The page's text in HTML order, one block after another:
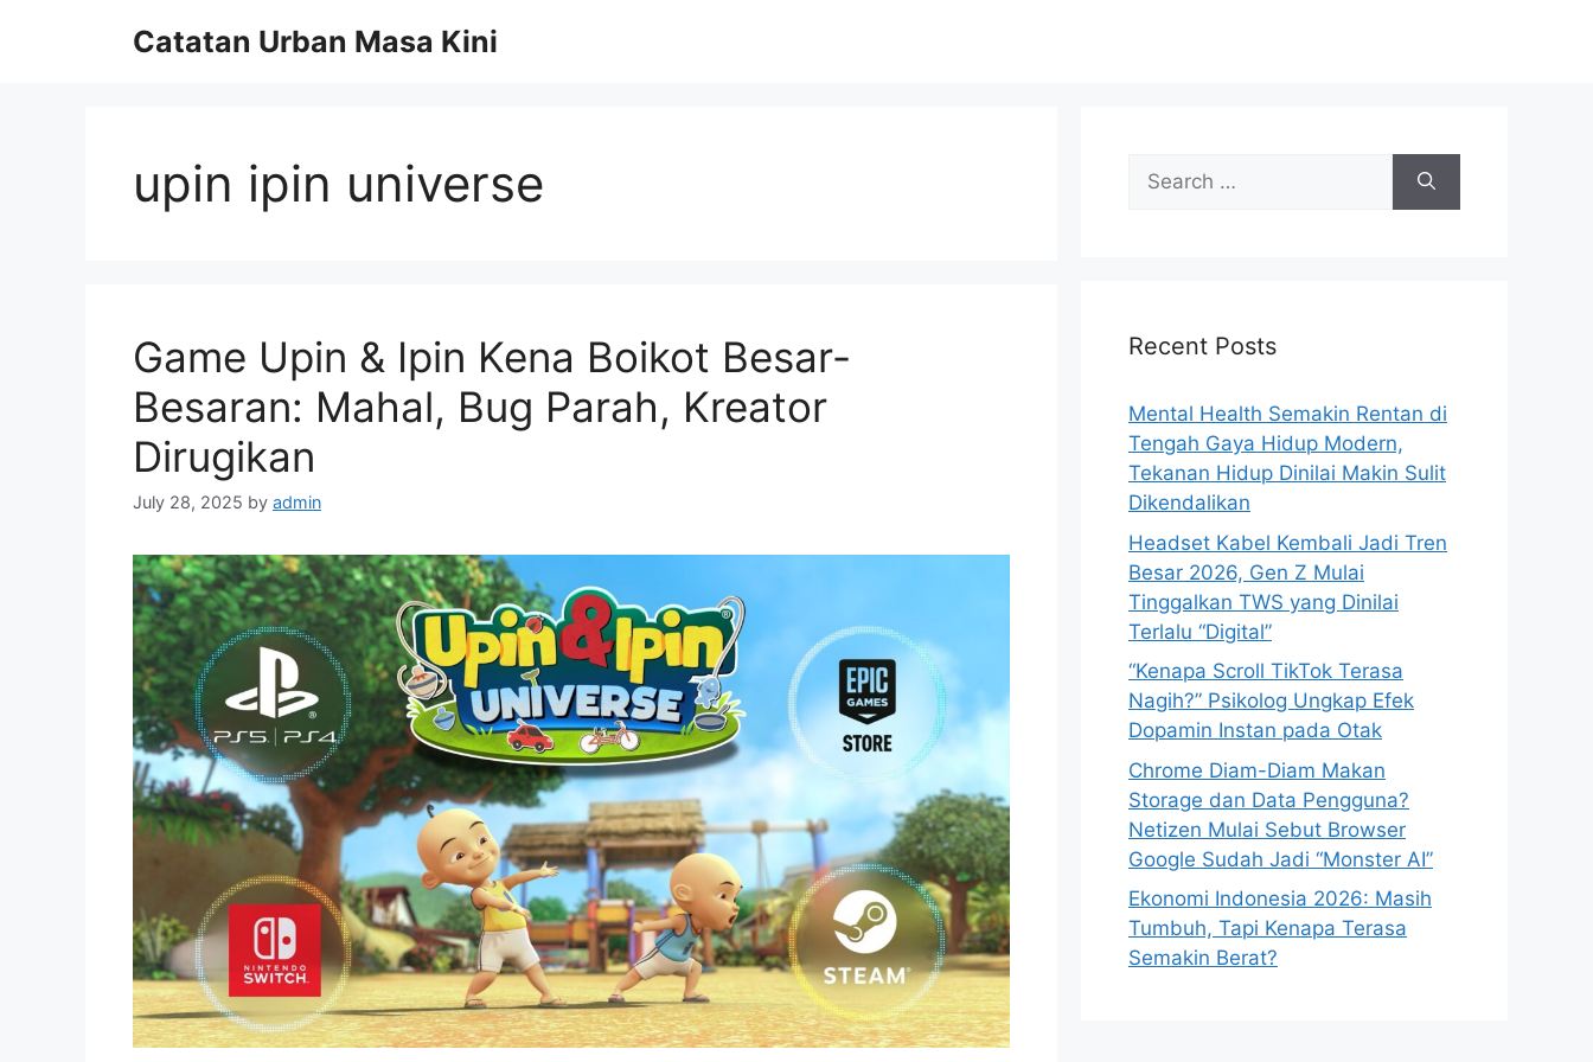
Catatan Urban Masa Kini
upin ipin universe
Game Upin & Ipin Kena Boikot Besar-
Besaran: Mahal, Bug Parah, Kreator
Dirugikan
July 28, 2025 by admin
f
r
:
Recent Posts
Mental Health Semakin Rentan di
Tengah Gaya Hidup Modern,
Tekanan Hidup Dinilai Makin Sulit
Dikendalikan
Headset Kabel Kembali Jadi Tren
Besar 2026, Gen Z Mulai
Tinggalkan TWS yang Dinilai
Terlalu “Digital”
“Kenapa Scroll TikTok Terasa
Nagih?” Psikolog Ungkap Efek
Dopamin Instan pada Otak
Chrome Diam-Diam Makan
Storage dan Data Pengguna?
Netizen Mulai Sebut Browser
Google Sudah Jadi “Monster AI”
Ekonomi Indonesia 2026: Masih
Tumbuh, Tapi Kenapa Terasa
Semakin Berat?